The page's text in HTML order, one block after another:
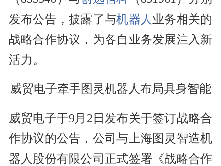
发布公告，披露了与机器人业务相关的
战略合作协议，为各自业务发展注入新
活力。
威贸电子牵手图灵机器人布局具身智能
威贸电子于9月2日发布关于签订战略合
作协议的公告，公司与上海图灵智造机
器人股份有限公司正式签署《战略合作